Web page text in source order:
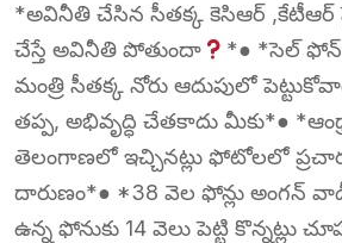
*అవినీతి చేసిన సీతక్క కెసిఆర్
చేస్తే అవినీతి పోతుందా
*● *సెల్ ఫోన్
మంత్రి సీతక్క నోరు ఆదుపులో
తప్ప, అభివృద్ధి చేతకాదు మీకు*●
తెలంగాణలో ఇచ్చినట్లు ఫోటోలలో
దారుణం*● *38 వెల ఫోన్లు అంగన్
ఉన్న ఫోనుకు 14 వెలు పెట్టి కొన్నట్లు